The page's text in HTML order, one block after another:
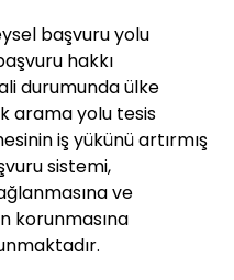
başvuru yolu
hakkı
durumunda ülke
arama yolu tesis
iş yükünü artırmış
sistemi,
ve
korunmasına